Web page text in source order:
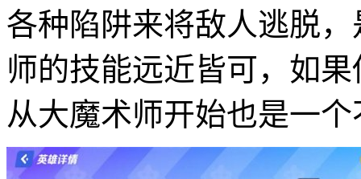
各种陷阱来将敌人逃脱
师的技能远近皆可，如
从大魔术师开始也是一